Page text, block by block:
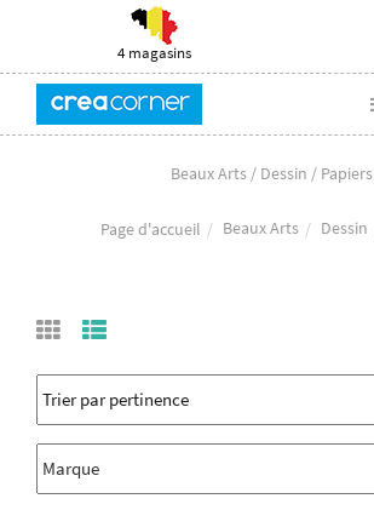
4 magasins
Beaux Arts / Dessin / Papiers
Page d'accueil Beaux Arts Dessin